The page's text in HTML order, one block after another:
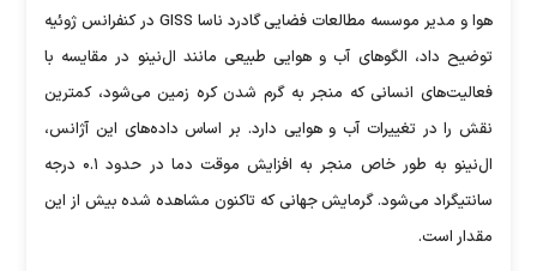
هوا و مدیر موسسه مطالعات فضایی گادرد ناسا GISS در کنفرانس ژوئیه
توضیح داد، الگو‌های آب و هوایی طبیعی مانند ال‌نینو در مقایسه با
فعالیت‌های انسانی که منجر به گرم شدن کره زمین می‌شود، کمترین
نقش را در تغییرات آب و هوایی دارد. بر اساس داده‌های این آژانس،
ال‌نینو به طور خاص منجر به افزایش موقت دما در حدود ۰.۱ درجه
سانتیگراد می‌شود. گرمایش جهانی که تاکنون مشاهده شده بیش از این
مقدار است.